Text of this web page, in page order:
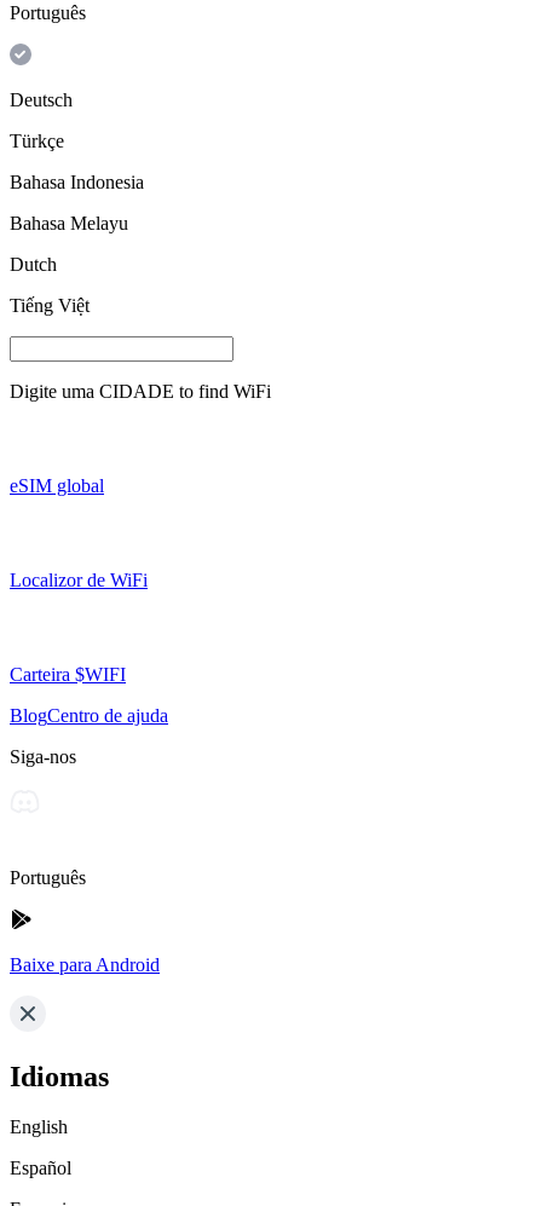
Português
Deutsch
Türkçe
Bahasa Indonesia
Bahasa Melayu
Dutch
Tiếng Việt
Digite uma CIDADE to find WiFi
eSIM global
Localizor de WiFi
Carteira $WIFI
BlogCentro de ajuda
Siga-nos
Português
Baixe para Android
Idiomas
English
Español